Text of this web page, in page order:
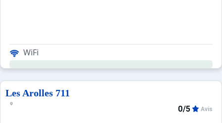
WiFi
Les Arolles 711
0/5 Avis